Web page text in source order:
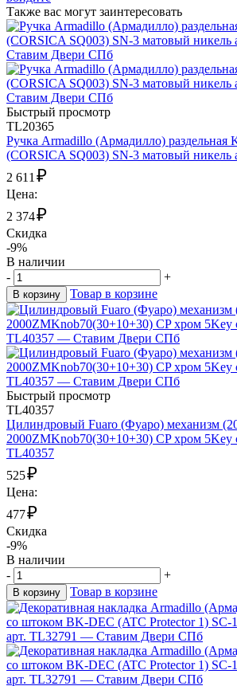
Также вас могут заинтересовать
Быстрый просмотр
TL20365
Ручка Armadillo (Армадилло) раздельная
(CORSICA SQ003) SN-3 матовый никель
2 611₽
Цена:
2 374₽
Скидка
-9%
В наличии
-
+
В корзину Товар в корзине
Быстрый просмотр
TL40357
Цилиндровый Fuaro (Фуаро) механизм
2000ZMKnob70(30+10+30) CP хром 5Key
TL40357
525₽
Цена:
477₽
Скидка
-9%
В наличии
-
+
В корзину Товар в корзине